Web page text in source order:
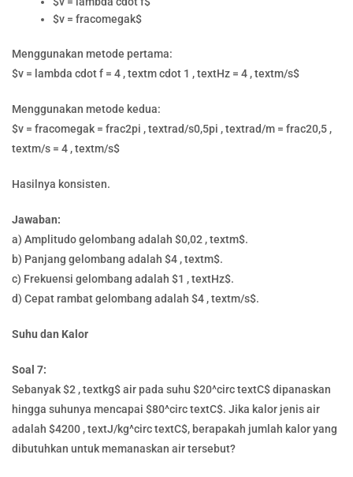
$v = fracomegak$
Menggunakan metode pertama:
$v = lambda cdot f = 4 , textm cdot 1 , textHz = 4 , textm/s$
Menggunakan metode kedua:
$v = fracomegak = frac2pi , textrad/s0,5pi , textrad/m = frac20,5 ,
textm/s = 4 , textm/s$
Hasilnya konsisten.
Jawaban:
a) Amplitudo gelombang adalah $0,02 , textm$.
b) Panjang gelombang adalah $4 , textm$.
c) Frekuensi gelombang adalah $1 , textHz$.
d) Cepat rambat gelombang adalah $4 , textm/s$.
Suhu dan Kalor
Soal 7:
Sebanyak $2 , textkg$ air pada suhu $20^circ textC$ dipanaskan
hingga suhunya mencapai $80^circ textC$. Jika kalor jenis air
adalah $4200 , textJ/kg^circ textC$, berapakah jumlah kalor yang
dibutuhkan untuk memanaskan air tersebut?